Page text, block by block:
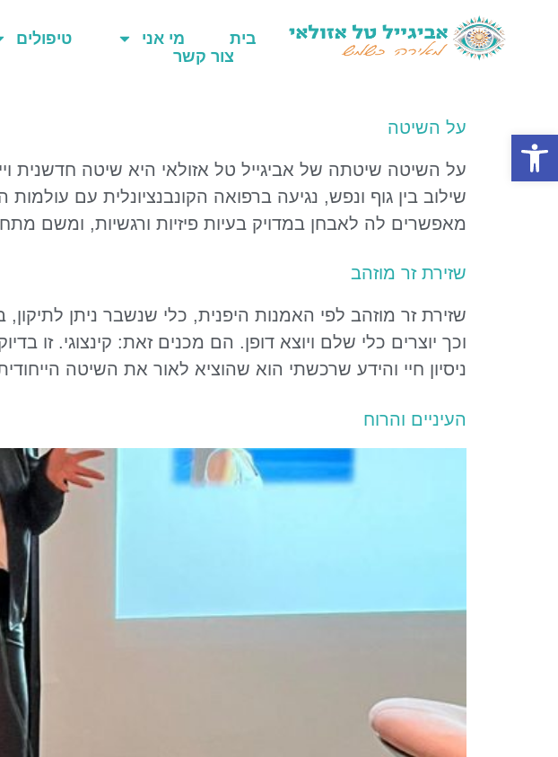
פתח סרגל נגישות
בית מי אני טיפולים
צור קשר
על השיטה
על השיטה שיטתה של אביגייל טל אזולאי היא שיטה חדשנית
שילוב בין גוף ונפש, נגיעה ברפואה הקונבנציונלית עם
מאפשרים לה לאבחן במדויק בעיות פיזיות ורגשיות, ומשם
שזירת זר מוזהב
שזירת זר מוזהב לפי האמנות היפנית, כלי שנשבר ניתן
וכך יוצרים כלי שלם ויוצא דופן. הם מכנים זאת: קינצוגי. זו
ניסיון חיי והידע שרכשתי הוא שהוציא לאור את השיטה
העיניים והרוח